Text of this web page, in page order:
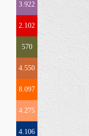
3.922
2.102
570
4.550
8.097
4.275
4.106